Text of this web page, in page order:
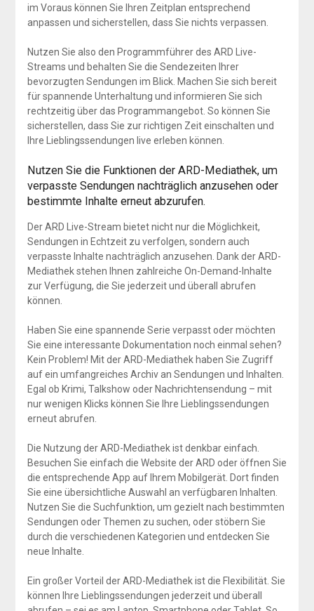
im Voraus können Sie Ihren Zeitplan entsprechend
anpassen und sicherstellen, dass Sie nichts verpassen.
Nutzen Sie also den Programmführer des ARD Live-
Streams und behalten Sie die Sendezeiten Ihrer
bevorzugten Sendungen im Blick. Machen Sie sich bereit
für spannende Unterhaltung und informieren Sie sich
rechtzeitig über das Programmangebot. So können Sie
sicherstellen, dass Sie zur richtigen Zeit einschalten und
Ihre Lieblingssendungen live erleben können.
Nutzen Sie die Funktionen der ARD-Mediathek, um
verpasste Sendungen nachträglich anzusehen oder
bestimmte Inhalte erneut abzurufen.
Der ARD Live-Stream bietet nicht nur die Möglichkeit,
Sendungen in Echtzeit zu verfolgen, sondern auch
verpasste Inhalte nachträglich anzusehen. Dank der ARD-
Mediathek stehen Ihnen zahlreiche On-Demand-Inhalte
zur Verfügung, die Sie jederzeit und überall abrufen
können.
Haben Sie eine spannende Serie verpasst oder möchten
Sie eine interessante Dokumentation noch einmal sehen?
Kein Problem! Mit der ARD-Mediathek haben Sie Zugriff
auf ein umfangreiches Archiv an Sendungen und Inhalten.
Egal ob Krimi, Talkshow oder Nachrichtensendung – mit
nur wenigen Klicks können Sie Ihre Lieblingssendungen
erneut abrufen.
Die Nutzung der ARD-Mediathek ist denkbar einfach.
Besuchen Sie einfach die Website der ARD oder öffnen Sie
die entsprechende App auf Ihrem Mobilgerät. Dort finden
Sie eine übersichtliche Auswahl an verfügbaren Inhalten.
Nutzen Sie die Suchfunktion, um gezielt nach bestimmten
Sendungen oder Themen zu suchen, oder stöbern Sie
durch die verschiedenen Kategorien und entdecken Sie
neue Inhalte.
Ein großer Vorteil der ARD-Mediathek ist die Flexibilität. Sie
können Ihre Lieblingssendungen jederzeit und überall